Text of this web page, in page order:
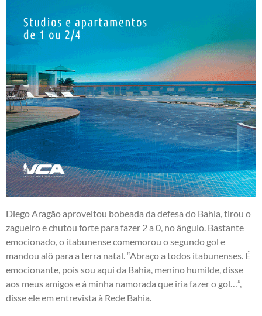
Diego Aragão aproveitou bobeada da defesa do Bahia, tirou o
zagueiro e chutou forte para fazer 2 a 0, no ângulo. Bastante
emocionado, o itabunense comemorou o segundo gol e
mandou alô para a terra natal. “Abraço a todos itabunenses. É
emocionante, pois sou aqui da Bahia, menino humilde, disse
aos meus amigos e à minha namorada que iria fazer o gol…”,
disse ele em entrevista à Rede Bahia.